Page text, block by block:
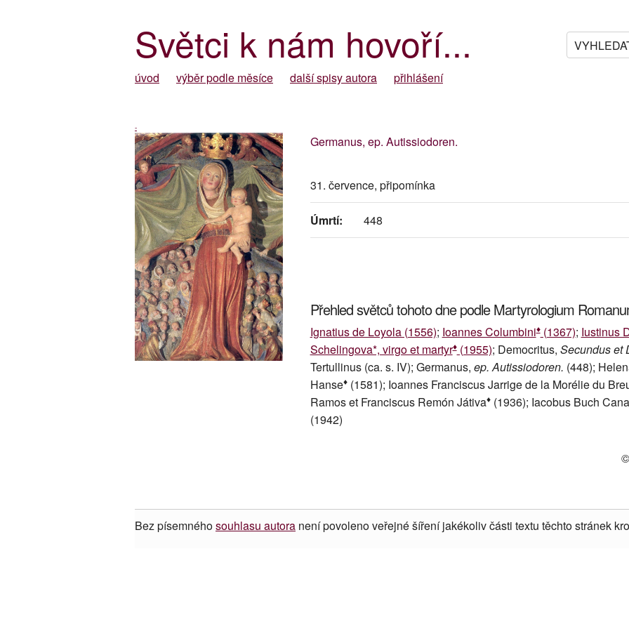
Světci k nám hovoří...
úvod výběr podle měsíce další spisy autora přihlášení
-
Germanus, ep. Autissiodoren.
31. července, připomínka
Úmrtí: 448
Přehled světců tohoto dne podle Martyrologium
Ignatius de Loyola (1556); Ioannes Columbini♦(1367); Iustinus
Schelingova*, virgo et martyr♦(1955); Democritus, Secundus et
Tertullinus (ca. s. IV); Germanus, ep. Autissiodoren. (448);
Hanse♦(1581); Ioannes Franciscus Jarrige de la Morélie du
Ramos et Franciscus Remón Játiva♦(1936); Iacobus Buch
(1942)
Bez písemnéhosouhlasu autora není povoleno veřejné šíření jakékoliv části textu těchto stránek